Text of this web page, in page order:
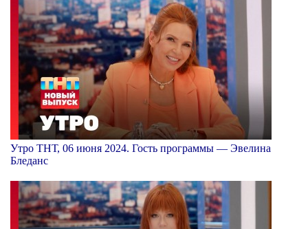
Утро ТНТ, 06 июня 2024. Гость программы — Эвелина
Бледанс